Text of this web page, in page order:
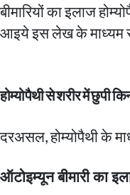
बीमारियों का इलाज
आइये इस लेख के माध्यम से
होम्योपैथी से शरीर में छुपी
दरअसल, होम्योपैथी के
ऑटोइम्यून बीमारी का